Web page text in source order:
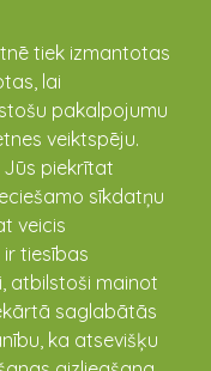
tiek izmantotas
lai
pakalpojumu
veiktspēju.
piekrītat
sīkdatņu
veicis
tiesības
atbilstoši mainot
saglabātās
ka atsevišķu